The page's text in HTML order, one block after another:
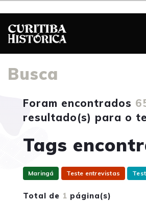
Busca
Foram encontrados
resultado(s) para o
Tags
Maringá Teste entrevistas
Total de 1 página(s)